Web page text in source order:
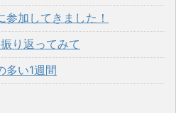
参加してきました！
り返ってみて
多い1週間